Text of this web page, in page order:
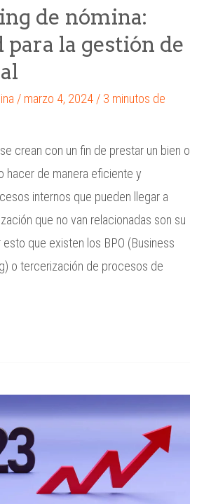
de nómina:
para la gestión de
/ marzo 4, 2024 / 3 minutos de
crean con un fin de prestar un bien o
hacer de manera eficiente y
internos que pueden llegar a
que no van relacionadas son su
que existen los BPO (Business
o tercerización de procesos de